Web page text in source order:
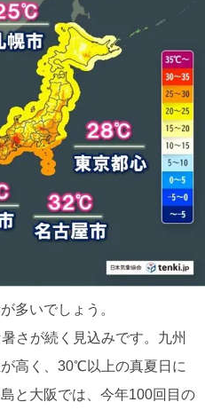
多いでしょう。
さが続く見込みです。九州
高く、30℃以上の真夏日に
と大阪では、今年100回目の